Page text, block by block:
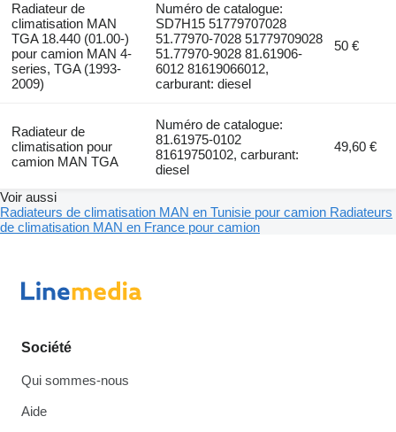
Radiateur de
climatisation MAN
TGA 18.440 (01.00-)
pour camion MAN 4-
series, TGA (1993-
2009)
Numéro de catalogue:
SD7H15 51779707028
51.77970-7028 51779709028
51.77970-9028 81.61906-
6012 81619066012,
carburant: diesel
50 €
Radiateur de
climatisation pour
camion MAN TGA
Numéro de catalogue:
81.61975-0102
81619750102, carburant:
diesel
49,60 €
Voir aussi
Radiateurs de climatisation MAN en Tunisie pour camion Radiateurs
de climatisation MAN en France pour camion
Société
Qui sommes-nous
Aide